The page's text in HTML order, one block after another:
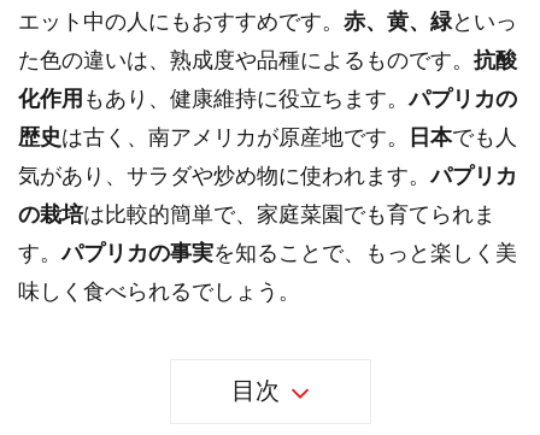
エット中の人にもおすすめです。 赤、黄、緑といっ
た色の違いは、熟成度や品種によるものです。 抗酸
化作用 もあり、健康維持に役立ちます。パプリカの
歴史は古く、南アメリカが原産地です。 日本でも人
気があり、サラダや炒め物に使われます。パプリカ
の栽培は比較的簡単で、家庭菜園でも育てられま
す。パプリカの事実を知ることで、もっと楽しく美
味しく食べられるでしょう。
目次